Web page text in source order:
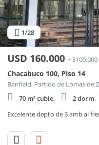
1/28
USD 160.000 +
Chacabuco 100, Piso 14
Banfield, Partido de Lomas de
70 m² cubie.
2 dorm.
Excelente depto de 3 amb al